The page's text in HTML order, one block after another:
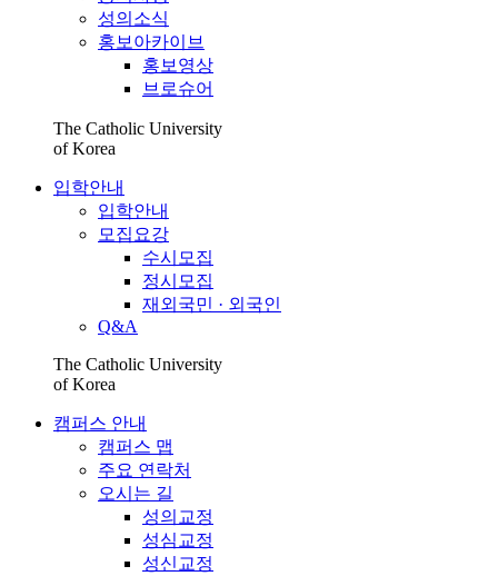
성의소식
홍보아카이브
홍보영상
브로슈어
The Catholic University
of Korea
입학안내
입학안내
모집요강
수시모집
정시모집
재외국민 · 외국인
Q&A
The Catholic University
of Korea
캠퍼스 안내
캠퍼스 맵
주요 연락처
오시는 길
성의교정
성심교정
성신교정